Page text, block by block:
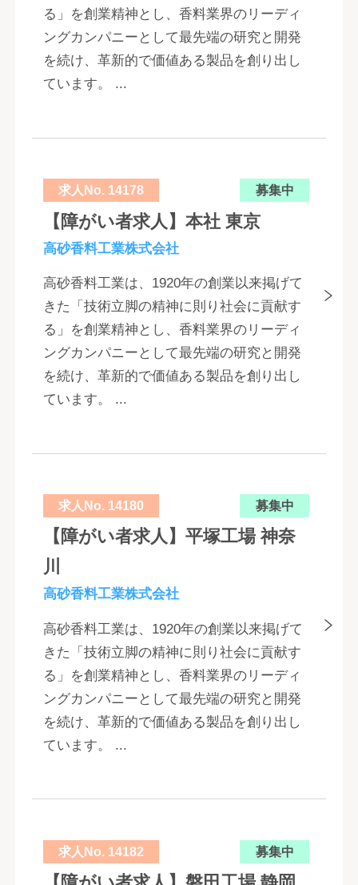
る」を創業精神とし、香料業界のリーディ
ングカンパニーとして最先端の研究と開発
を続け、革新的で価値ある製品を創り出し
ています。 ...
求人No. 14178 募集中
【障がい者求人】本社 東京
高砂香料工業株式会社
高砂香料工業は、1920年の創業以来掲げて
きた「技術立脚の精神に則り社会に貢献す
る」を創業精神とし、香料業界のリーディ
ングカンパニーとして最先端の研究と開発
を続け、革新的で価値ある製品を創り出し
ています。 ...
求人No. 14180 募集中
【障がい者求人】平塚工場 神奈
川
高砂香料工業株式会社
高砂香料工業は、1920年の創業以来掲げて
きた「技術立脚の精神に則り社会に貢献す
る」を創業精神とし、香料業界のリーディ
ングカンパニーとして最先端の研究と開発
を続け、革新的で価値ある製品を創り出し
ています。 ...
求人No. 14182 募集中